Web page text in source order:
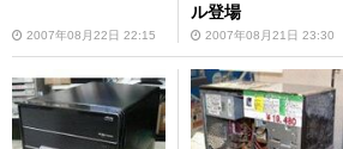
2007年08月22日 22:15
ル登場
2007年08月21日 23:30